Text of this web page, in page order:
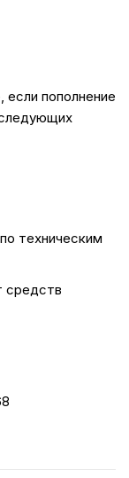
пополнение
техническим
средств